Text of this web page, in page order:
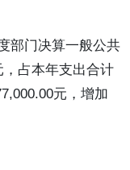
部门决算一般公共
，占本年支出合计
元，增加